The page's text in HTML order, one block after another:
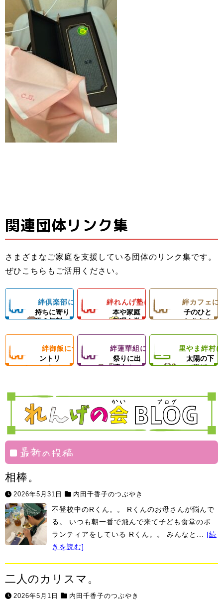
関連団体リンク集
さまざまなご家庭を支援している団体のリンク集です。
ぜひこちらもご活用ください。
絆
倶
楽
子どもの気
持ちに寄り
添う無料
子どもたちと親
＆子どもたちの
成長を支える無
絆倶楽部について
絆
れ
ん
塾
料理の基
本や家庭
料理を学
子ども料理教室
でお母さんのお
ようになろう！
体験型子ども食
絆れんげ塾について
絆
カ
フ
楽しい親
子のひと
ときを！
フェランチ（軽
絆カフェに
絆
飯
フードパ
ントリ
ー！
ひとり親家庭、
っぱいの手作り
ご飯＆食材配布
絆御飯について絆
華
組
地域のお
祭りに出
演中！
子ども食堂＆プ
ロの先生による
ダンスレッス
と食材配布でお
母さんをサポー
絆蓮華組について
里
ま
絆
思いきり
太陽の下
で遊ぼ
動を通じて子ど
もたちの心の成
里やま絆村
最新の投稿
相棒。
2026年5月31日 内田千香子のつぶやき
不登校中のRくん。。 Rくんのお母さんが悩んで
る。 いつも朝一番で飛んで来て子ども食堂のボ
ランティアをしている Rくん。。 みんなと... [続
きを読む]
二人のカリスマ。
2026年5月1日 内田千香子のつぶやき